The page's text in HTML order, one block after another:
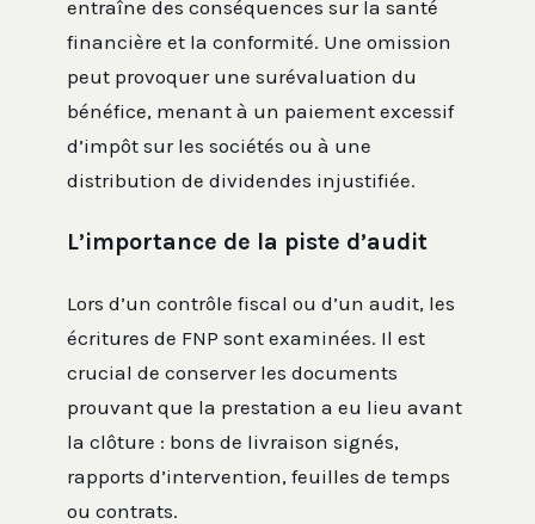
entraîne des conséquences sur la santé
financière et la conformité. Une omission
peut provoquer une surévaluation du
bénéfice, menant à un paiement excessif
d’impôt sur les sociétés ou à une
distribution de dividendes injustifiée.
L’importance de la piste d’audit
Lors d’un contrôle fiscal ou d’un audit, les
écritures de FNP sont examinées. Il est
crucial de conserver les documents
prouvant que la prestation a eu lieu avant
la clôture : bons de livraison signés,
rapports d’intervention, feuilles de temps
ou contrats.